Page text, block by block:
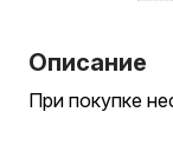
Описание
При покупке